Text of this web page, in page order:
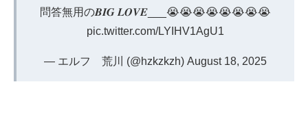
問答無用の𝑩𝑰𝑮 𝑳𝑶𝑽𝑬___😭😭😭😭😭😭😭😭
pic.twitter.com/LYIHV1AgU1
— エルフ 荒川 (@hzkzkzh) August 18, 2025